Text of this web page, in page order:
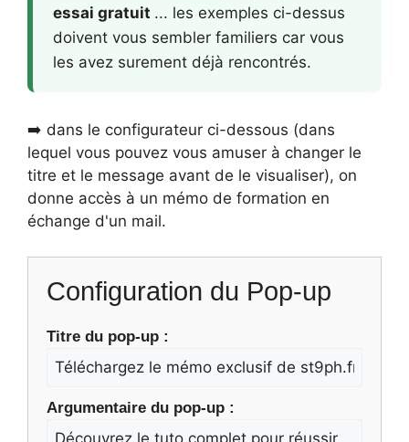
essai gratuit ... les exemples ci-dessus
doivent vous sembler familiers car vous
les avez surement déjà rencontrés.
➡️ dans le configurateur ci-dessous (dans
lequel vous pouvez vous amuser à changer le
titre et le message avant de le visualiser), on
donne accès à un mémo de formation en
échange d'un mail.
Configuration du Pop-up
Titre du pop-up :
Argumentaire du pop-up :